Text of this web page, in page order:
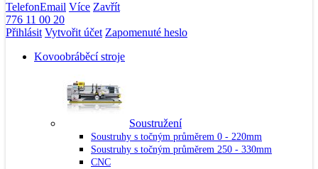
TelefonEmail Více Zavřít
776 11 00 20
Přihlásit Vytvořit účet Zapomenuté heslo
Kovoobráběcí stroje
Soustružení
Soustruhy s točným průměrem 0 - 220mm
Soustruhy s točným průměrem 250 - 330mm
CNC